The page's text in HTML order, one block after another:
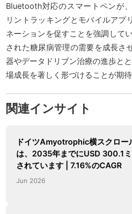
Bluetooth対応のスマートペンが
リントラッキングとモバイルアプ
ネーションを促すことを強調して
された糖尿病管理の需要を成長さ
器やデータドリブン治療の進歩と
場成長を著しく形づけることが期待
関連インサイト
ドイツAmyotrophic横スクロー
は、2035年までにUSD 300.1
されています | 7.16%のCAGR
Jun 2026